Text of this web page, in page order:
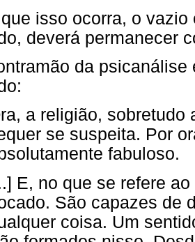
isso ocorra, o
deverá permanecer
da
a religião, sobretudo
se suspeita. Por
fabuloso.
E, no que se refere
São capazes de
coisa. Um